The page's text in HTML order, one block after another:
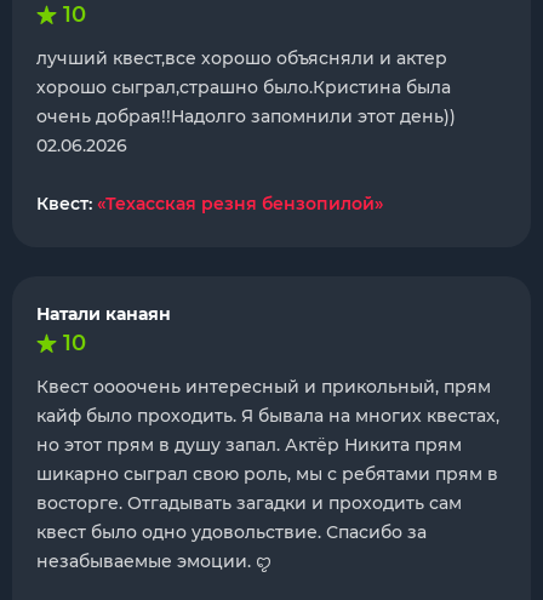
10
лучший квест,все хорошо объясняли и актер
хорошо сыграл,страшно было.Кристина была
очень добрая!!Надолго запомнили этот день))
02.06.2026
Квест: «Техасская резня бензопилой»
Натали канаян
10
Квест оооочень интересный и прикольный, прям
кайф было проходить. Я бывала на многих квестах,
но этот прям в душу запал. Актёр Никита прям
шикарно сыграл свою роль, мы с ребятами прям в
восторге. Отгадывать загадки и проходить сам
квест было одно удовольствие. Спасибо за
незабываемые эмоции. ꨄ